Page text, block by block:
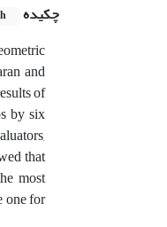
چکیده
and
of
by six
that
most
one for